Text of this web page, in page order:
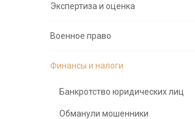
Экспертиза и оценка
Военное право
Финансы и налоги
Банкротство юридических лиц
Обманули мошенники